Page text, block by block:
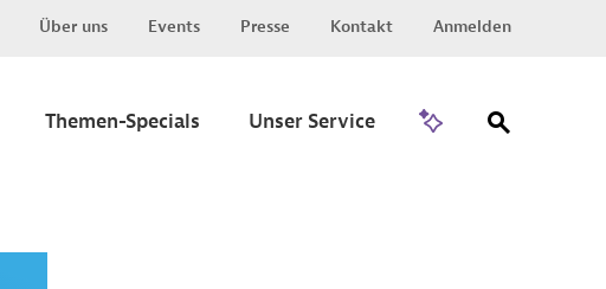
Über uns Events Presse Kontakt Anmelden
Themen-Specials Unser Service